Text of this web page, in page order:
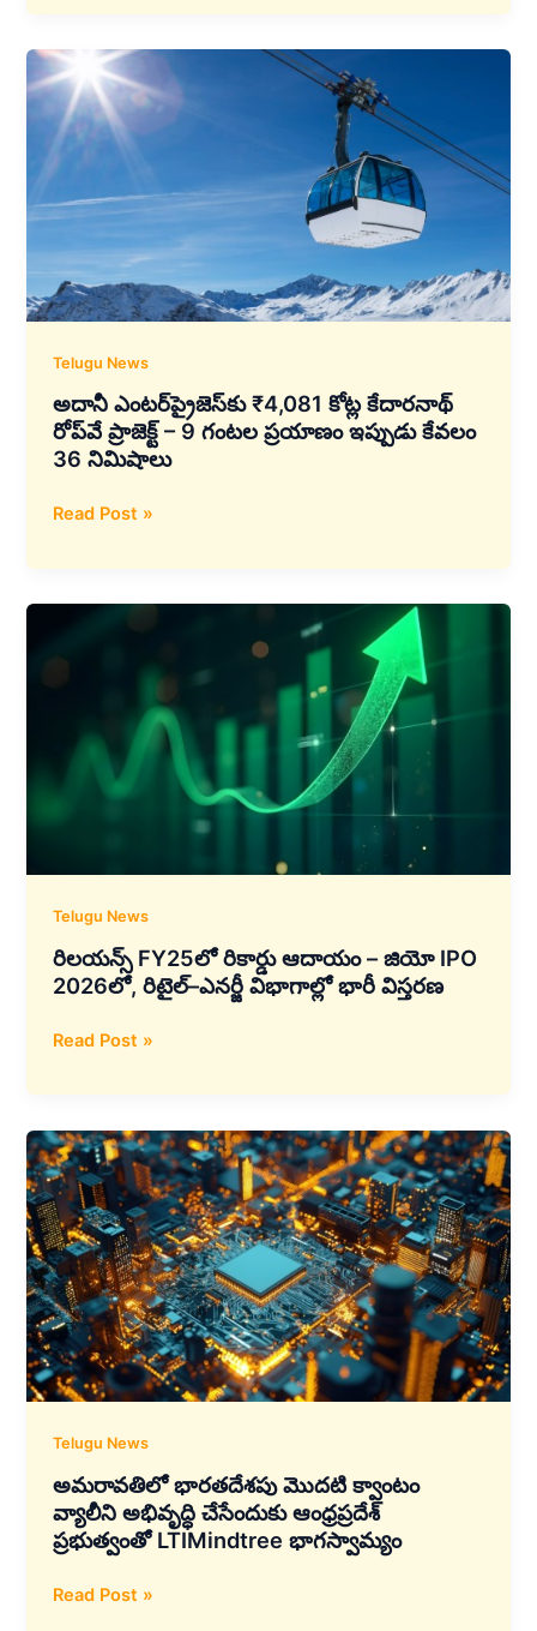
–
గూగుల్
భాగస్వామ్యం;
విశాఖపట్నంలో
భారతదేశపు
AI
హబ్
మరియు
డేటా
Telugu News
అదానీ ఎంటర్‌ప్రైజెస్‌కు ₹4,081 కోట్ల కేదారనాథ్
రోప్‌వే ప్రాజెక్ట్ – 9 గంటల ప్రయాణం ఇప్పుడు కేవలం
36 నిమిషాలు
అదానీ
₹4,081
కోట్ల
రోప్‌వే
గంటల
ప్రయాణం
ఇప్పుడు
నిమిషాలు
Read Post »
Telugu News
రిలయన్స్ FY25లో రికార్డు ఆదాయం – జియో IPO
2026లో, రిటైల్–ఎనర్జీ విభాగాల్లో భారీ విస్తరణ
రిలయన్స్
రికార్డు
ఆదాయం
–
జియో
IPO
2026లో,
రిటైల్–
ఎనర్జీ
విభాగాల్లో
భారీ
విస్తరణ
Read Post »
Telugu News
అమరావతిలో భారతదేశపు మొదటి క్వాంటం
వ్యాలీని అభివృద్ధి చేసేందుకు ఆంధ్రప్రదేశ్
ప్రభుత్వంతో LTIMindtree భాగస్వామ్యం
అమరావతిలో
Read Post »